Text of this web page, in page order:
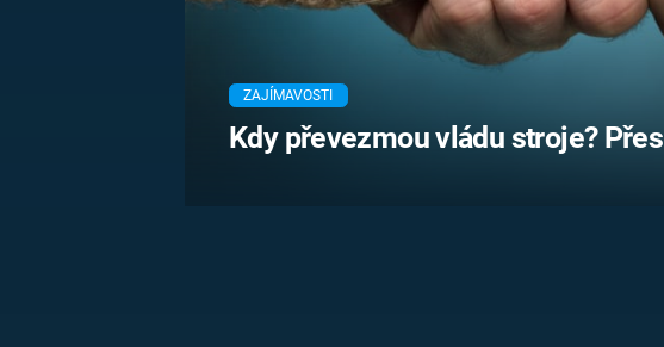
ZAJÍMAVOSTI
Kdy převezmou vládu stroje?